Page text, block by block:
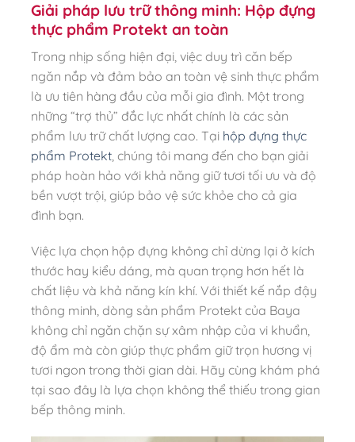
Giải pháp lưu trữ thông minh: Hộp đựng
thực phẩm Protekt an toàn
Trong nhịp sống hiện đại, việc duy trì căn bếp
ngăn nắp và đảm bảo an toàn vệ sinh thực phẩm
là ưu tiên hàng đầu của mỗi gia đình. Một trong
những “trợ thủ” đắc lực nhất chính là các sản
phẩm lưu trữ chất lượng cao. Tại hộp đựng thực
phẩm Protekt , chúng tôi mang đến cho bạn giải
pháp hoàn hảo với khả năng giữ tươi tối ưu và độ
bền vượt trội, giúp bảo vệ sức khỏe cho cả gia
đình bạn.
Việc lựa chọn hộp đựng không chỉ dừng lại ở kích
thước hay kiểu dáng, mà quan trọng hơn hết là
chất liệu và khả năng kín khí. Với thiết kế nắp đậy
thông minh, dòng sản phẩm Protekt của Baya
không chỉ ngăn chặn sự xâm nhập của vi khuẩn,
độ ẩm mà còn giúp thực phẩm giữ trọn hương vị
tươi ngon trong thời gian dài. Hãy cùng khám phá
tại sao đây là lựa chọn không thể thiếu trong gian
bếp thông minh.